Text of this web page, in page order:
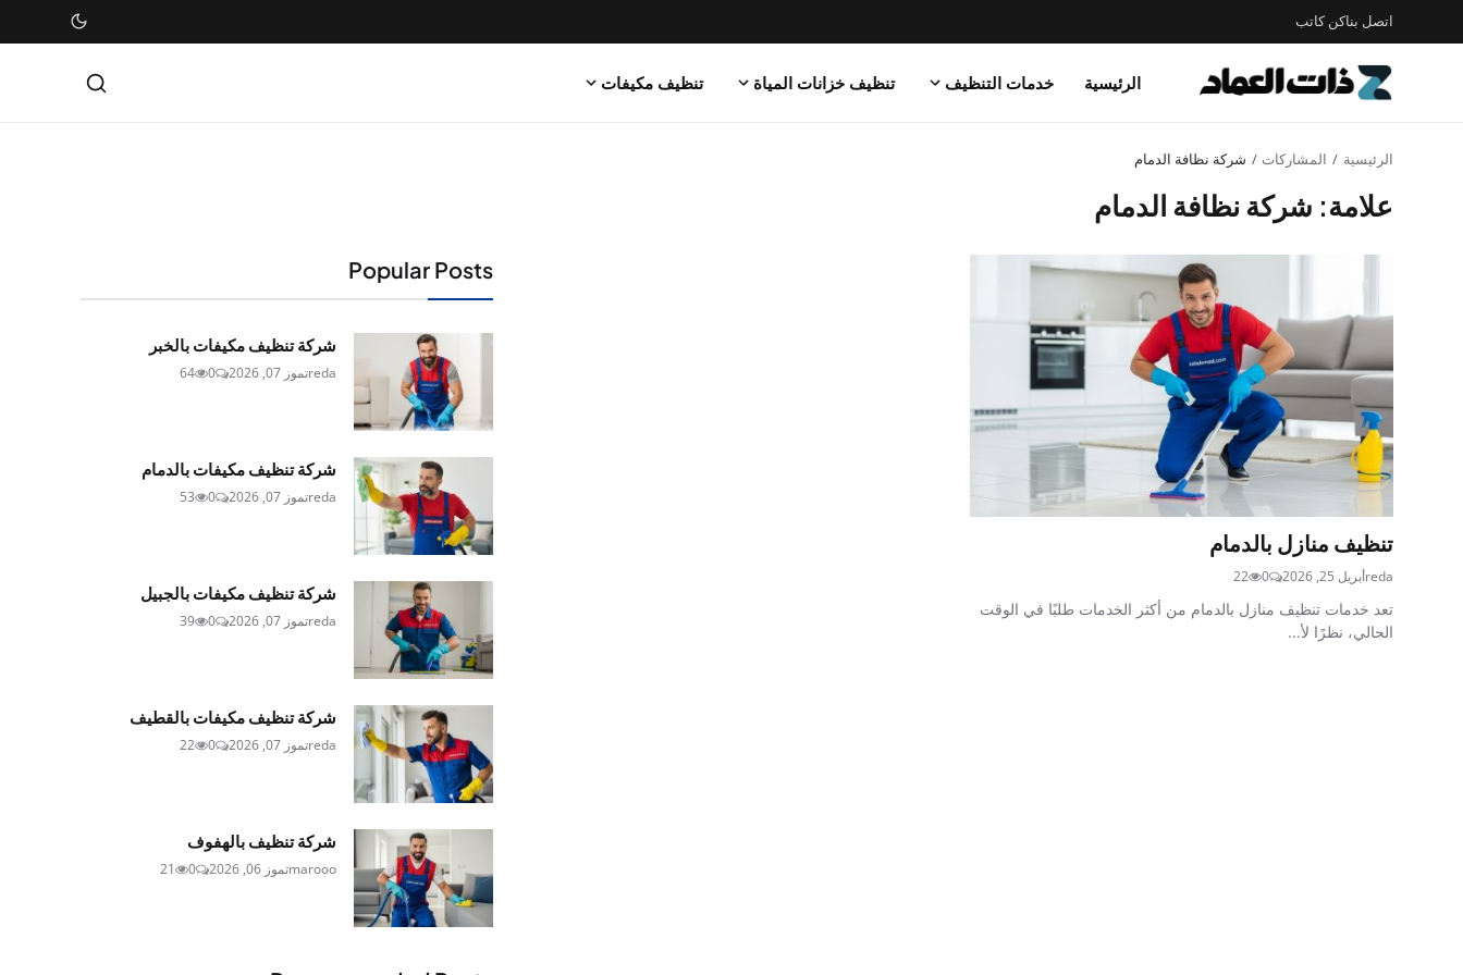
اتصل بناكن كاتب
الرئيسية خدمات التنظيف تنظيف خزانات المياة تنظيف مكيفات
الرئيسية المشاركات شركة نظافة الدمام
علامة: شركة نظافة الدمام
تنظيف منازل بالدمام
redaأبريل 25, 2026 0
22
تعد خدمات تنظيف منازل بالدمام من أكثر الخدمات طلبًا في الوقت
الحالي، نظرًا لأ...
Popular Posts
شركة تنظيف مكيفات بالخبر
redaتموز 07, 2026 0
64
شركة تنظيف مكيفات بالدمام
redaتموز 07, 2026 0
53
شركة تنظيف مكيفات بالجبيل
redaتموز 07, 2026 0
39
شركة تنظيف مكيفات بالقطيف
redaتموز 07, 2026 0
22
شركة تنظيف بالهفوف
maroooتموز 06, 2026 0
21